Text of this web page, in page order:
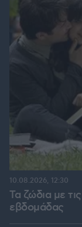
Τα ζώδια με
εβδομάδας
10.08.2026, 12:30